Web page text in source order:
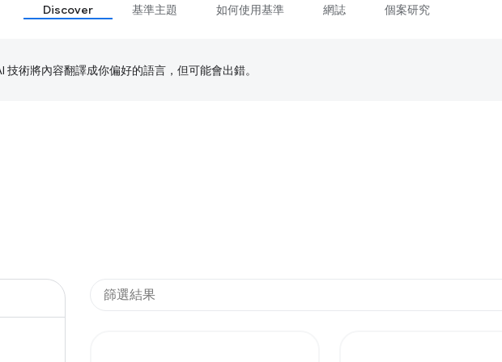
Discover 基準主題 如何使用基準 網誌 個案研究
技術將內容翻譯成你偏好的語言，但可能會出錯。